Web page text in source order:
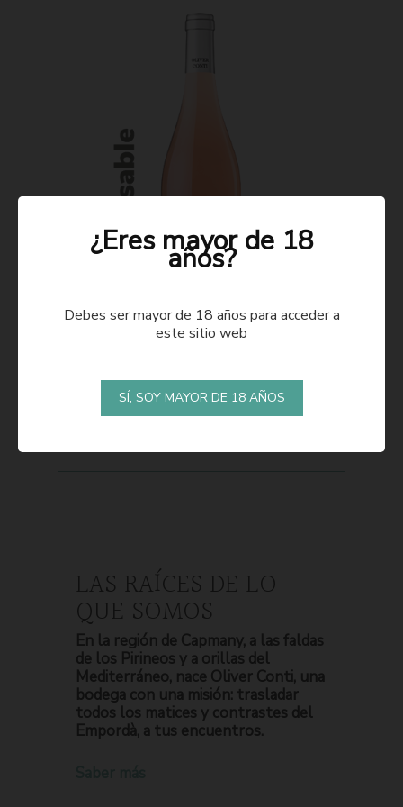
LAS RAÍCES DE LO
QUE SOMOS
En la región de Capmany, a las faldas
de los Pirineos y a orillas del
Mediterráneo, nace Oliver Conti, una
bodega con una misión: trasladar
todos los matices y contrastes del
Empordà, a tus encuentros.
¿Eres mayor de 18
años?
Debes ser mayor de 18 años para acceder a
este sitio web
SÍ, SOY MAYOR DE 18 AÑOS